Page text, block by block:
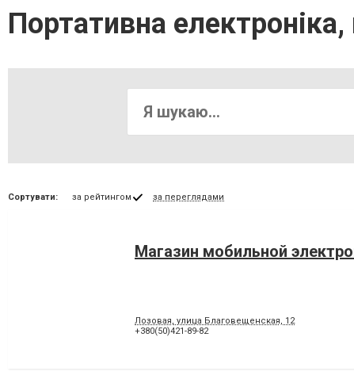
Портативна
Сортувати: за рейтингом за переглядами
Магазин мобильной
Лозовая, улица Благовещенская, 12
+380(50)421-89-82